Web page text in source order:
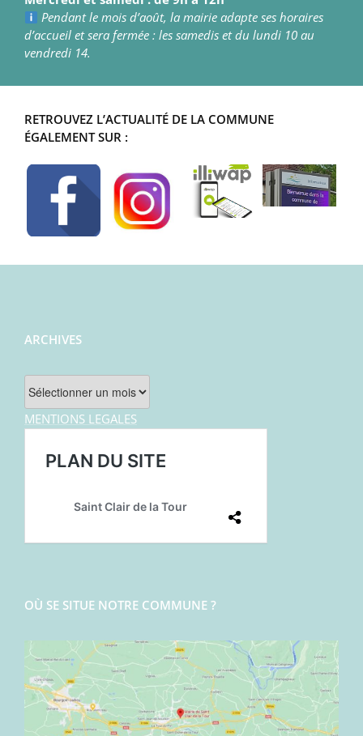
Pendant le mois d’août, la mairie adapte ses horaires
d’accueil et sera fermée : les samedis et du lundi 10 au
vendredi 14.
RETROUVEZ L’ACTUALITÉ DE LA COMMUNE
ÉGALEMENT SUR :
ARCHIVES
Archives
MENTIONS LEGALES
OÙ SE SITUE NOTRE COMMUNE ?